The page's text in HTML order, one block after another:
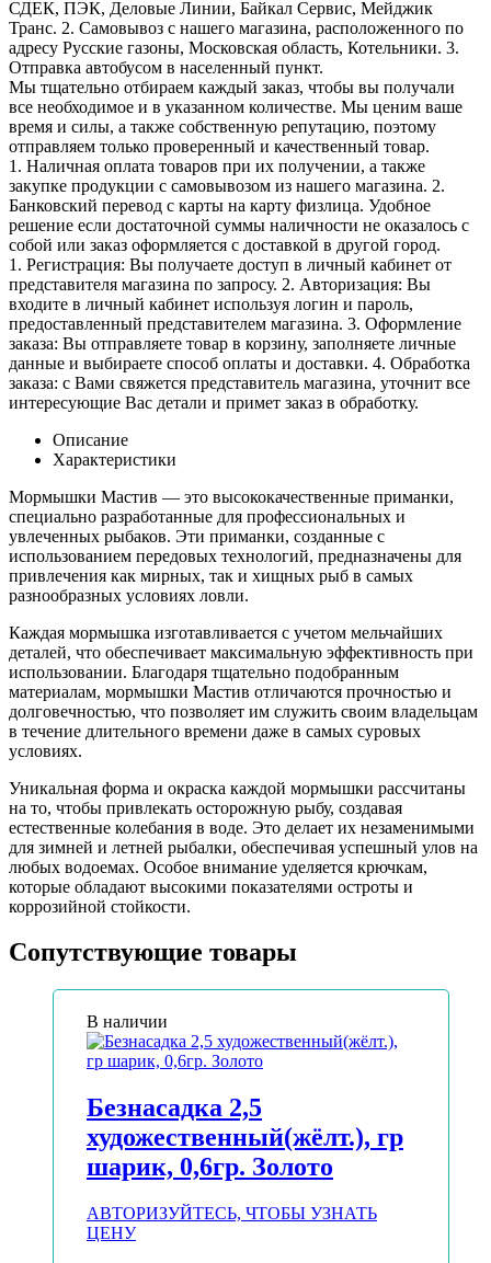
СДЕК, ПЭК, Деловые Линии, Байкал Сервис, Мейджик
Транс. 2. Самовывоз с нашего магазина, расположенного по
адресу Русские газоны, Московская область, Котельники. 3.
Отправка автобусом в населенный пункт.
Мы тщательно отбираем каждый заказ, чтобы вы получали
все необходимое и в указанном количестве. Мы ценим ваше
время и силы, а также собственную репутацию, поэтому
отправляем только проверенный и качественный товар.
1. Наличная оплата товаров при их получении, а также
закупке продукции с самовывозом из нашего магазина. 2.
Банковский перевод с карты на карту физлица. Удобное
решение если достаточной суммы наличности не оказалось с
собой или заказ оформляется с доставкой в другой город.
1. Регистрация: Вы получаете доступ в личный кабинет от
представителя магазина по запросу. 2. Авторизация: Вы
входите в личный кабинет используя логин и пароль,
предоставленный представителем магазина. 3. Оформление
заказа: Вы отправляете товар в корзину, заполняете личные
данные и выбираете способ оплаты и доставки. 4. Обработка
заказа: с Вами свяжется представитель магазина, уточнит все
интересующие Вас детали и примет заказ в обработку.
Описание
Характеристики
Мормышки Мастив — это высококачественные приманки,
специально разработанные для профессиональных и
увлеченных рыбаков. Эти приманки, созданные с
использованием передовых технологий, предназначены для
привлечения как мирных, так и хищных рыб в самых
разнообразных условиях ловли.
Каждая мормышка изготавливается с учетом мельчайших
деталей, что обеспечивает максимальную эффективность при
использовании. Благодаря тщательно подобранным
материалам, мормышки Мастив отличаются прочностью и
долговечностью, что позволяет им служить своим владельцам
в течение длительного времени даже в самых суровых
условиях.
Уникальная форма и окраска каждой мормышки рассчитаны
на то, чтобы привлекать осторожную рыбу, создавая
естественные колебания в воде. Это делает их незаменимыми
для зимней и летней рыбалки, обеспечивая успешный улов на
любых водоемах. Особое внимание уделяется крючкам,
которые обладают высокими показателями остроты и
коррозийной стойкости.
Сопутствующие товары
В наличии
Безнасадка 2,5
художественный(жёлт.), гр
шарик, 0,6гр. Золото
АВТОРИЗУЙТЕСЬ, ЧТОБЫ УЗНАТЬ
ЦЕНУ